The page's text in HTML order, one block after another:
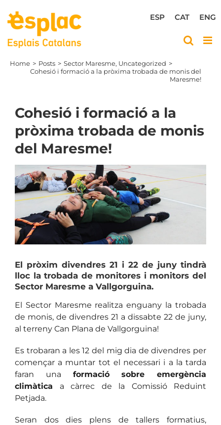
content
ENG
CAT
ESP
Home Posts Sector Maresme Uncategorized
Cohesió i formació a la pròxima trobada de monis del
Maresme!
Cohesió i formació a la
pròxima trobada de monis
del Maresme!
View
Larger
Image
El pròxim divendres 21 i 22 de juny tindrà
lloc la trobada de monitores i monitors del
Sector Maresme a Vallgorguina.
El Sector Maresme realitza enguany la trobada
de monis, de divendres 21 a dissabte 22 de juny,
al terreny Can Plana de Vallgorguina!
Es trobaran a les 12 del mig dia de divendres per
començar a muntar tot el necessari i a la tarda
faran una formació sobre emergència
climàtica a càrrec de la Comissió Reduint
Petjada.
Seran dos dies plens de tallers formatius,